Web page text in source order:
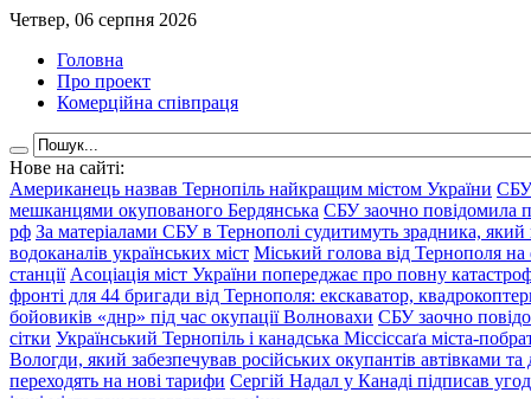
Четвер, 06 серпня 2026
Головна
Про проект
Комерційна співпраця
Нове на сайті:
Американець назвав Тернопіль найкращим містом України СБУ
мешканцями окупованого Бердянська СБУ заочно повідомила
рф За матеріалами СБУ в Тернополі судитимуть зрадника, який
водоканалів українських міст Міський голова від Тернополя
станції Асоціація міст України попереджає про повну
фронті для 44 бригади від Тернополя: екскаватор,
бойовиків «днр» під час окупації Волновахи СБУ заочно
сітки Український Тернопіль і канадська Міссіссаґа міста-
Вологди, який забезпечував російських окупантів автівками
переходять на нові тарифи Сергій Надал у Канаді підписав